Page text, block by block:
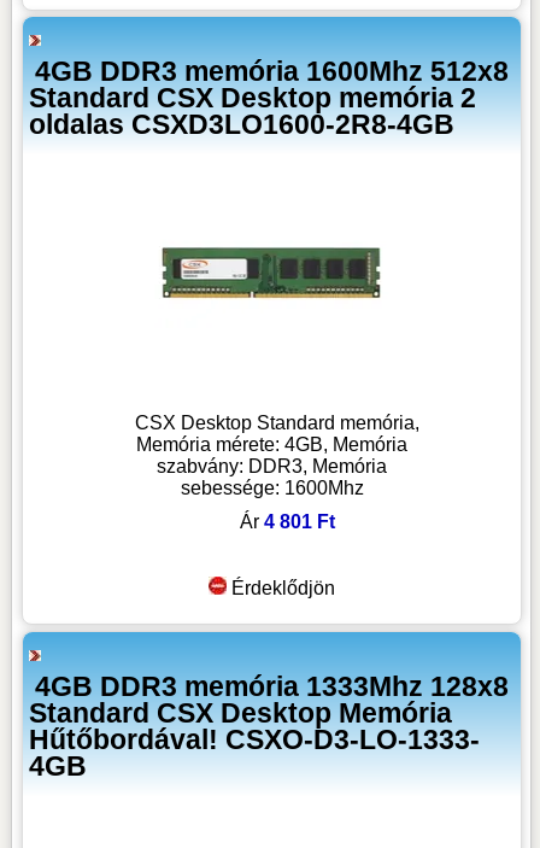
4GB DDR3 memória 1600Mhz 512x8
Standard CSX Desktop memória 2
oldalas CSXD3LO1600-2R8-4GB
CSX Desktop Standard memória,
Memória mérete: 4GB, Memória
szabvány: DDR3, Memória
sebessége: 1600Mhz
Ár4 801 Ft
Érdeklődjön
4GB DDR3 memória 1333Mhz 128x8
Standard CSX Desktop Memória
Hűtőbordával! CSXO-D3-LO-1333-
4GB